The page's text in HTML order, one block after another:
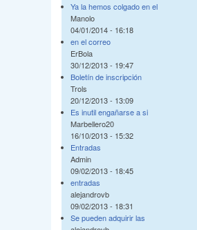
Ya la hemos colgado en el
Manolo
04/01/2014 - 16:18
en el correo
ErBola
30/12/2013 - 19:47
Boletín de inscripción
Trols
20/12/2013 - 13:09
Es inutil engañarse a si
Marbellero20
16/10/2013 - 15:32
Entradas
Admin
09/02/2013 - 18:45
entradas
alejandrovb
09/02/2013 - 18:31
Se pueden adquirir las